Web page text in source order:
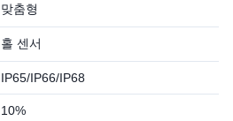
맞춤형
홀 센서
IP65/IP66/IP68
10%